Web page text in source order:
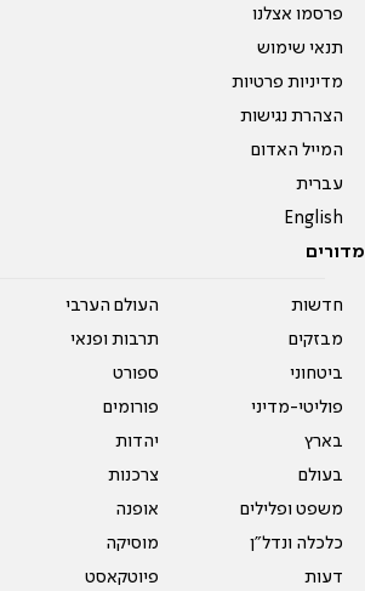
פרסמו אצלנו
תנאי שימוש
מדיניות פרטיות
הצהרת נגישות
המייל האדום
עברית
English
מדורים
חדשות
מבזקים
ביטחוני
פוליטי-מדיני
בארץ
בעולם
משפט ופלילים
כלכלה ונדל"ן
דעות
העולם הערבי
תרבות ופנאי
ספורט
פורומים
יהדות
צרכנות
אופנה
מוסיקה
פיוטקאסט